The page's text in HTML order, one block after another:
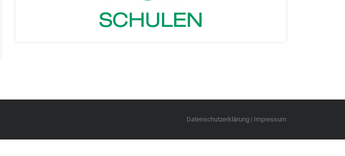
Datenschutzerklärung | Impressum